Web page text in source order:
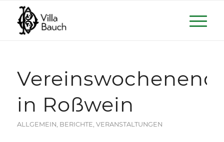
in Roßwein
ALLGEMEIN, BERICHTE, VERANSTALTUNGEN